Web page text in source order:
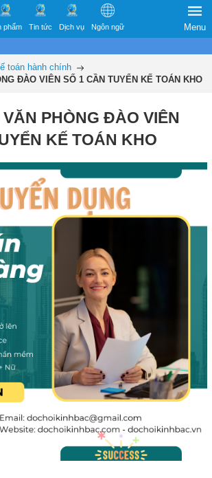
phẩm Tin tức Dịch vụ Ngôn ngữ Menu
toán hành chính
ĐÀO VIÊN SỐ 1 CẦN TUYỂN KẾ TOÁN KHO
PHÒNG ĐÀO VIÊN
KẾ TOÁN KHO